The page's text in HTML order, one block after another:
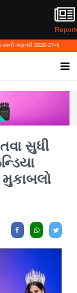
27નો પ્રારંભ, ઘર બેઠા આજે
સુધી
મુકાબલો